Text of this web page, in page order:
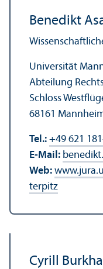
Benedikt
Universität
Abteilung
Schloss
68161
Tel.: +49 621
E-Mail:
Web:
terpitz
Cyrill